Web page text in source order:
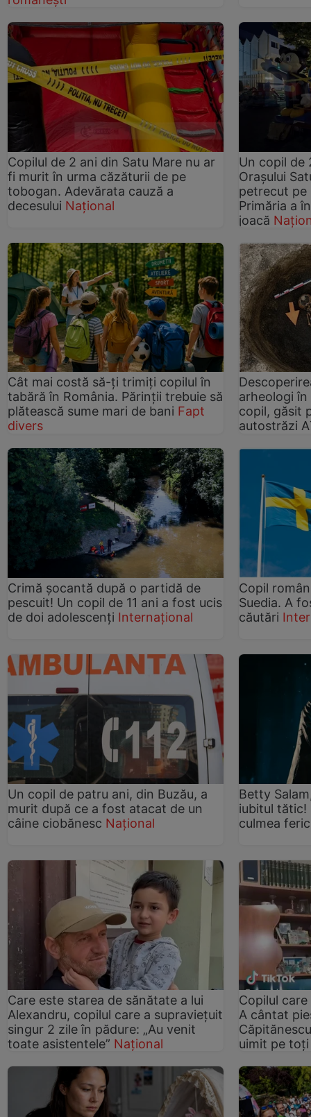
Copilul de 2 ani din Satu Mare nu ar
fi murit în urma căzăturii de pe
tobogan. Adevărata cauză a
decesului Național
Un copil de
Oraşului
petrecut pe
Primăria a
joacă
Cât mai costă să-ți trimiți copilul în
tabără în România. Părinții trebuie să
plătească sume mari de bani Fapt
divers
arheologi
copil, găsit
autostrăzi
Crimă șocantă după o partidă de
pescuit! Un copil de 11 ani a fost ucis
de doi adolescenți Internațional
Copil
Suedia. A
căutări
Un copil de patru ani, din Buzău, a
murit după ce a fost atacat de un
câine ciobănesc Național
Betty
iubitul tătic!
culmea
Care este starea de sănătate a lui
Alexandru, copilul care a supraviețuit
singur 2 zile în pădure: „Au venit
toate asistentele” Național
Copilul
A cântat
uimit pe